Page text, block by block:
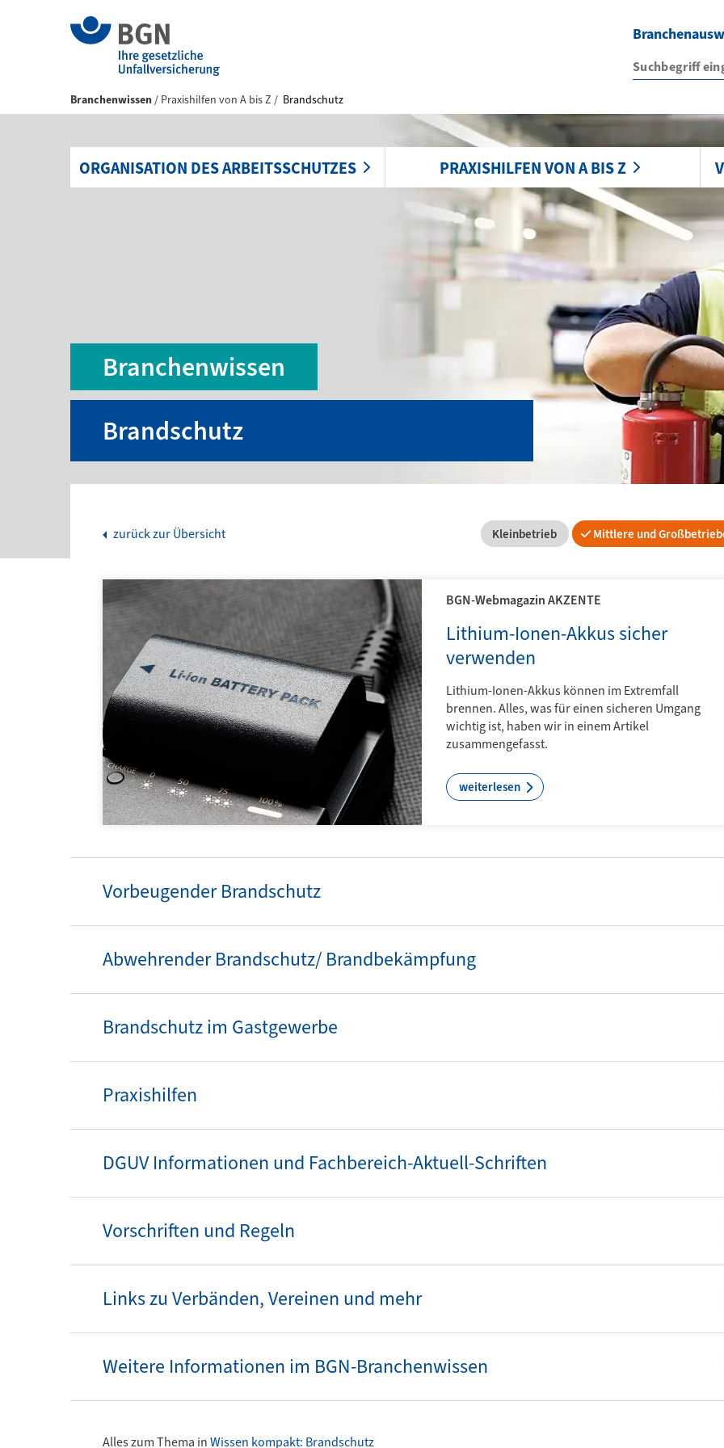
ORGANISATION DES ARBEITSSCHUTZES PRAXISHILFEN VON A BIS Z
Branchenwissen Praxishilfen von A bis Z Brandschutz
Branchenwissen
Brandschutz
zurück zur Übersicht Kleinbetrieb Mittlere und
BGN-Webmagazin AKZENTE
Lithium-Ionen-Akkus sicher
verwenden
Lithium-Ionen-Akkus können im Extremfall
brennen. Alles, was für einen sicheren Umgang
wichtig ist, haben wir in einem Artikel
zusammengefasst.
weiterlesen
Vorbeugender Brandschutz
Abwehrender Brandschutz/ Brandbekämpfung
Brandschutz im Gastgewerbe
Praxishilfen
DGUV Informationen und Fachbereich-Aktuell-Schriften
Vorschriften und Regeln
Links zu Verbänden, Vereinen und mehr
Weitere Informationen im BGN-Branchenwissen
Alles zum Thema inWissen kompakt: Brandschutz
Suche
zur AP-